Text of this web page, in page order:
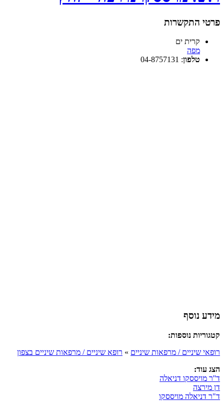
פרטי התקשרות
קרית ים
מפה
טלפון:
04-8757131
מידע נוסף
קטגוריות נוספות:
רופאי שיניים / מרפאות שיניים » רופא שיניים / מרפאות שיניים בצפון
הצג עוד:
ד''ר מויססקו דניאלה
דן מירצה
ד"ר דניאלה מויססקו